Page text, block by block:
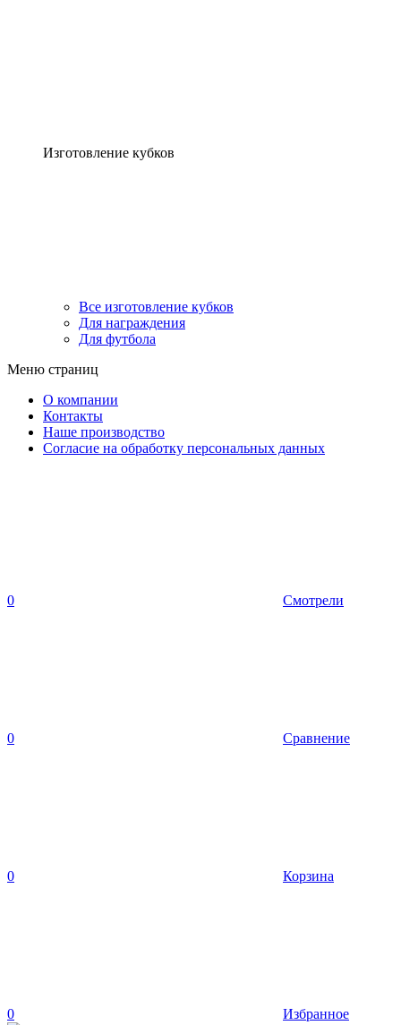
Изготовление кубков
Все изготовление кубков
Для награждения
Для футбола
Меню страниц
О компании
Контакты
Наше производство
Согласие на обработку персональных данных
0 Смотрели
0 Сравнение
0 Корзина
0 Избранное